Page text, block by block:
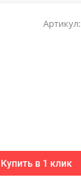
Артикул:
Купить в 1 клик